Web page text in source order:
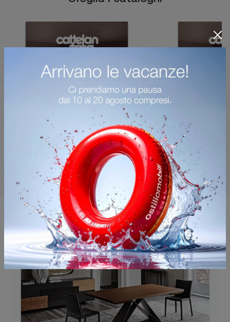
Potrebbero piacerti anche